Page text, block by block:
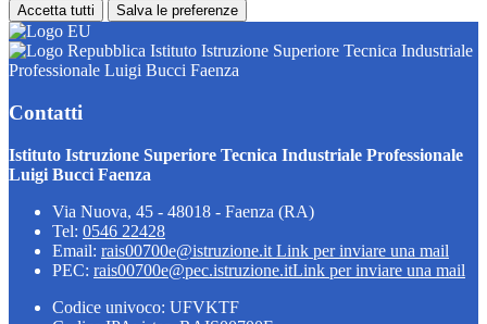
Accetta tutti Salva le preferenze
Istituto Istruzione Superiore Tecnica Industriale
Professionale Luigi Bucci Faenza
Contatti
Istituto Istruzione Superiore Tecnica Industriale Professionale
Luigi Bucci Faenza
Via Nuova, 45 - 48018 - Faenza (RA)
Tel: 0546 22428
Email: rais00700e@istruzione.it Link per inviare una mail
PEC: rais00700e@pec.istruzione.itLink per inviare una mail
Codice univoco: UFVKTF